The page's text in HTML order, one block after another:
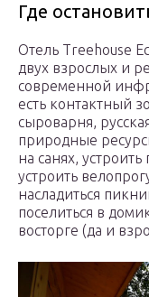
Где
Отель Treehouse
двух взрослых и
современной
есть контактный
сыроварня,
природные
на санях,
устроить
насладиться
поселиться в
восторге (да и